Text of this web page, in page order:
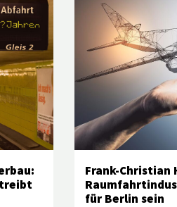
treibt
Frank-Christian
für Berlin sein